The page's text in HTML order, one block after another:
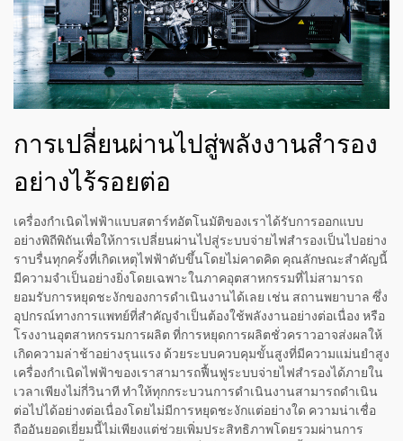
การเปลี่ยนผ่านไปสู่พลังงานสำรอง
อย่างไร้รอยต่อ
เครื่องกำเนิดไฟฟ้าแบบสตาร์ทอัตโนมัติของเราได้รับการออกแบบ
อย่างพิถีพิถันเพื่อให้การเปลี่ยนผ่านไปสู่ระบบจ่ายไฟสำรองเป็นไปอย่าง
ราบรื่นทุกครั้งที่เกิดเหตุไฟฟ้าดับขึ้นโดยไม่คาดคิด คุณลักษณะสำคัญนี้
มีความจำเป็นอย่างยิ่งโดยเฉพาะในภาคอุตสาหกรรมที่ไม่สามารถ
ยอมรับการหยุดชะงักของการดำเนินงานได้เลย เช่น สถานพยาบาล ซึ่ง
อุปกรณ์ทางการแพทย์ที่สำคัญจำเป็นต้องใช้พลังงานอย่างต่อเนื่อง หรือ
โรงงานอุตสาหกรรมการผลิต ที่การหยุดการผลิตชั่วคราวอาจส่งผลให้
เกิดความล่าช้าอย่างรุนแรง ด้วยระบบควบคุมขั้นสูงที่มีความแม่นยำสูง
เครื่องกำเนิดไฟฟ้าของเราสามารถฟื้นฟูระบบจ่ายไฟสำรองได้ภายใน
เวลาเพียงไม่กี่วินาที ทำให้ทุกกระบวนการดำเนินงานสามารถดำเนิน
ต่อไปได้อย่างต่อเนื่องโดยไม่มีการหยุดชะงักแต่อย่างใด ความน่าเชื่อ
ถืออันยอดเยี่ยมนี้ไม่เพียงแต่ช่วยเพิ่มประสิทธิภาพโดยรวมผ่านการ